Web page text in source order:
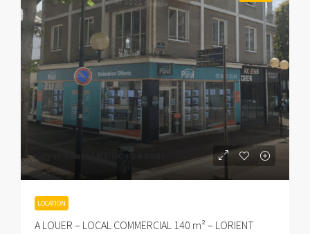
Loyer annuel HT/HC :
LOCATION
A LOUER – LOCAL COMMERCIAL 140 m² – LORIENT